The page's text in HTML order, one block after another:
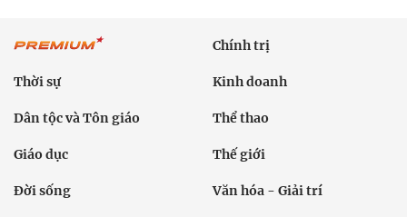
Chính trị
Thời sự Kinh doanh
Dân tộc và Tôn giáo Thể thao
Giáo dục Thế giới
Đời sống Văn hóa - Giải trí